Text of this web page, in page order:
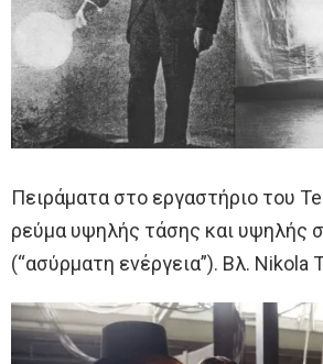
Πειράματα στο εργαστήριο του
ρεύμα υψηλής τάσης και υψηλής
(“ασύρματη ενέργεια”). Βλ. Nikola